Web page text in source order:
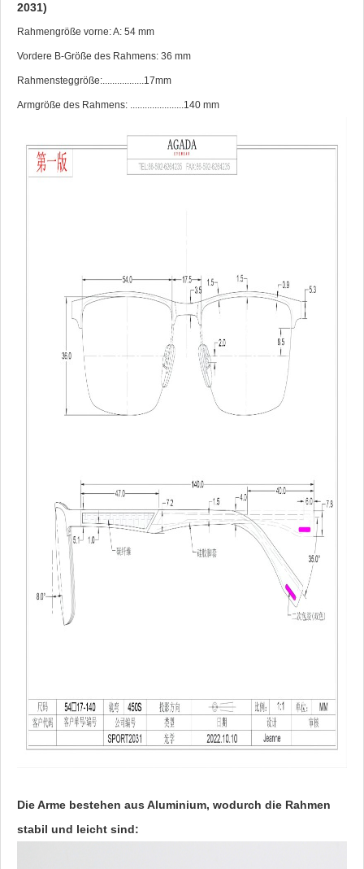
2031)
Rahmengröße vorne: A: 54 mm
Vordere B-Größe des Rahmens: 36 mm
Rahmensteggröße:.................17mm
Armgröße des Rahmens: ......................140 mm
Die Arme bestehen aus Aluminium, wodurch die Rahmen
stabil und leicht sind: